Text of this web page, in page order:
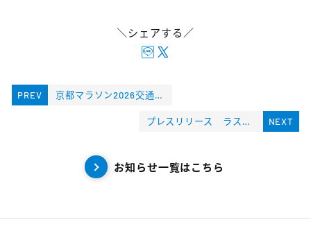
＼シェアする／
PREV 京都マラソン2026交通規制について
NEXT
プレスリリース ラストワンマイル協同組合と近畿配送サービス株式会社が相互配送委託契約を締結
お知らせ一覧はこちら